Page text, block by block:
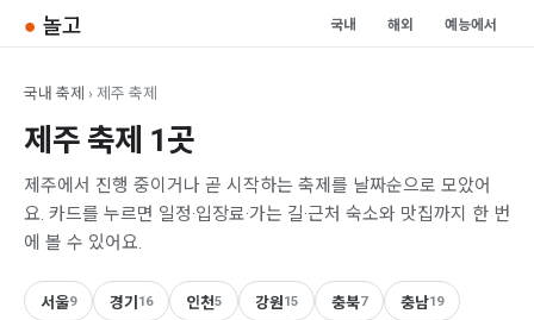
● 놀고 국내 해외 예능에서
국내 축제 › 제주 축제
제주 축제 1곳
제주에서 진행 중이거나 곧 시작하는 축제를 날짜순으로 모았어
요. 카드를 누르면 일정·입장료·가는 길·근처 숙소와 맛집까지 한 번
에 볼 수 있어요.
서울9 경기 16 인천5 강원15 충북7 충남19